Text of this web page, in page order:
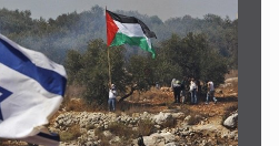
iştirakçısı detalları açıqladı